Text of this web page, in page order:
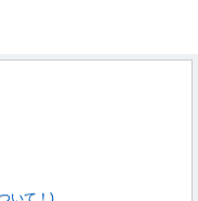
いて！)